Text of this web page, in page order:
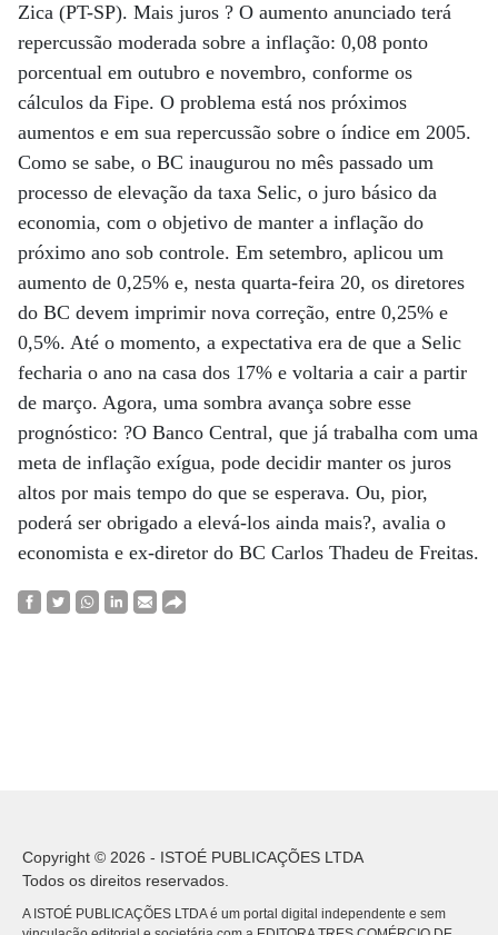
Zica (PT-SP). Mais juros ? O aumento anunciado terá
repercussão moderada sobre a inflação: 0,08 ponto
porcentual em outubro e novembro, conforme os
cálculos da Fipe. O problema está nos próximos
aumentos e em sua repercussão sobre o índice em 2005.
Como se sabe, o BC inaugurou no mês passado um
processo de elevação da taxa Selic, o juro básico da
economia, com o objetivo de manter a inflação do
próximo ano sob controle. Em setembro, aplicou um
aumento de 0,25% e, nesta quarta-feira 20, os diretores
do BC devem imprimir nova correção, entre 0,25% e
0,5%. Até o momento, a expectativa era de que a Selic
fecharia o ano na casa dos 17% e voltaria a cair a partir
de março. Agora, uma sombra avança sobre esse
prognóstico: ?O Banco Central, que já trabalha com uma
meta de inflação exígua, pode decidir manter os juros
altos por mais tempo do que se esperava. Ou, pior,
poderá ser obrigado a elevá-los ainda mais?, avalia o
economista e ex-diretor do BC Carlos Thadeu de Freitas.
Copyright © 2026 - ISTOÉ PUBLICAÇÕES LTDA
Todos os direitos reservados.
A ISTOÉ PUBLICAÇÕES LTDA é um portal digital independente e sem